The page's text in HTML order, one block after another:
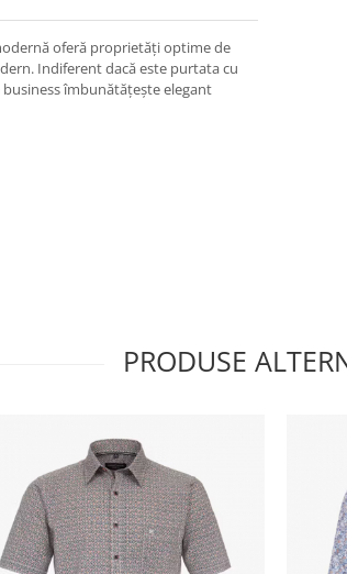
oferă proprietăți optime de
Indiferent dacă este purtata cu
îmbunătățește elegant
PRODUSE